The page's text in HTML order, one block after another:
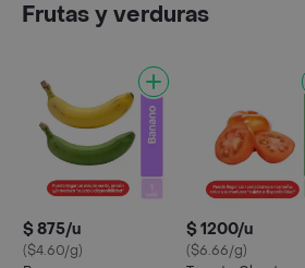
Frutas y verduras
$ 875/u
($4.60/g)
$ 1200/u
($6.66/g)